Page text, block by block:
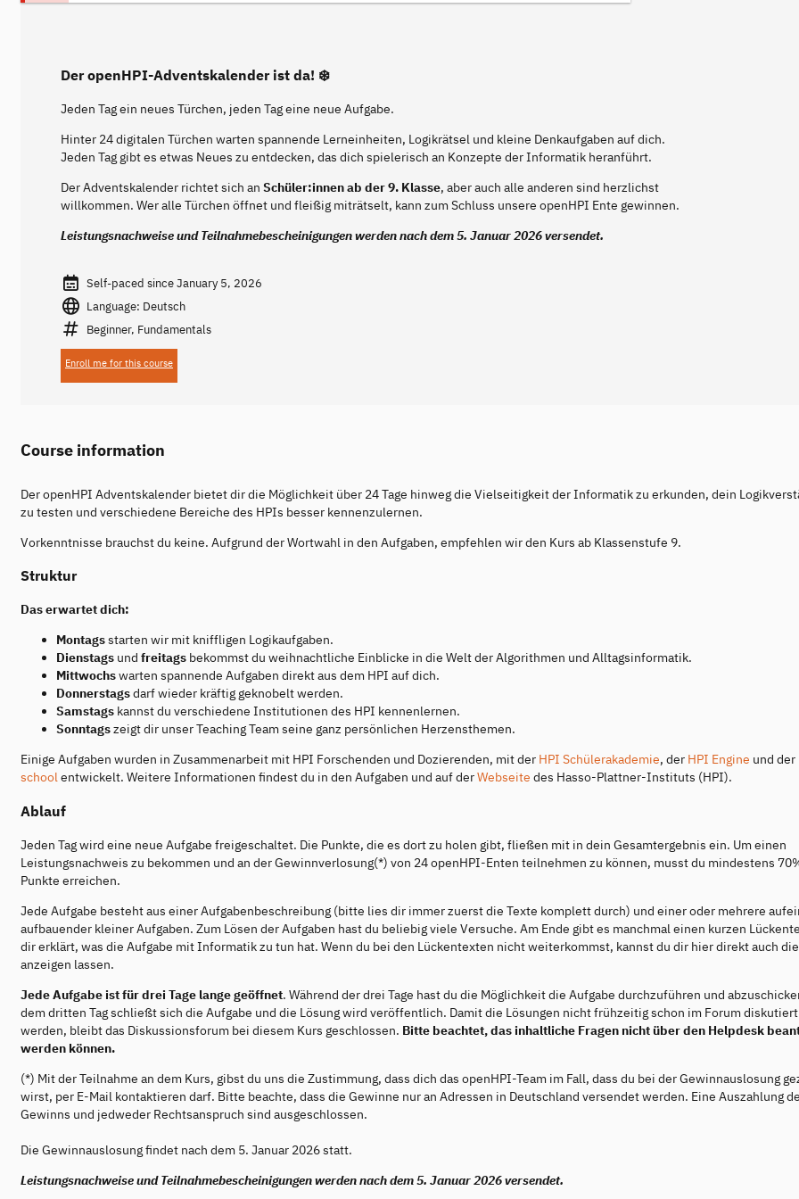
Der openHPI-Adventskalender ist da! ❄️
Jeden Tag ein neues Türchen, jeden Tag eine neue Aufgabe.
Hinter 24 digitalen Türchen warten spannende Lerneinheiten, Logikrätsel und kleine Denkaufgaben auf dich.
Jeden Tag gibt es etwas Neues zu entdecken, das dich spielerisch an Konzepte der Informatik heranführt.
Der Adventskalender richtet sich an Schüler:innen ab der 9. Klasse, aber auch alle anderen sind herzlichst
willkommen. Wer alle Türchen öffnet und fleißig miträtselt, kann zum Schluss unsere openHPI Ente gewinnen.
Leistungsnachweise und Teilnahmebescheinigungen werden nach dem 5. Januar 2026 versendet.
Self-paced since January 5, 2026
Language: Deutsch
Beginner, Fundamentals
Enroll me for this course
Course information
Der openHPI Adventskalender bietet dir die Möglichkeit über 24 Tage hinweg die Vielseitigkeit der Informatik zu erkunden, dein
zu testen und verschiedene Bereiche des HPIs besser kennenzulernen.
Vorkenntnisse brauchst du keine. Aufgrund der Wortwahl in den Aufgaben, empfehlen wir den Kurs ab Klassenstufe 9.
Struktur
Das erwartet dich:
Montagsstarten wir mit kniffligen Logikaufgaben.
Dienstags und freitags bekommst du weihnachtliche Einblicke in die Welt der Algorithmen und Alltagsinformatik.
Mittwochswarten spannende Aufgaben direkt aus dem HPI auf dich.
Donnerstagsdarf wieder kräftig geknobelt werden.
Samstags kannst du verschiedene Institutionen des HPI kennenlernen.
Sonntagszeigt dir unser Teaching Team seine ganz persönlichen Herzensthemen.
Einige Aufgaben wurden in Zusammenarbeit mit HPI Forschenden und Dozierenden, mit der HPI Schülerakademie, der HPI Engine und der
schoolentwickelt. Weitere Informationen findest du in den Aufgaben und auf derWebseite des Hasso-Plattner-Instituts (HPI).
Ablauf
Jeden Tag wird eine neue Aufgabe freigeschaltet. Die Punkte, die es dort zu holen gibt, fließen mit in dein Gesamtergebnis ein. Um einen
Leistungsnachweis zu bekommen und an der Gewinnverlosung(*) von 24 openHPI-Enten teilnehmen zu können, musst du mindestens
Punkte erreichen.
Jede Aufgabe besteht aus einer Aufgabenbeschreibung (bitte lies dir immer zuerst die Texte komplett durch) und einer oder mehrere
aufbauender kleiner Aufgaben. Zum Lösen der Aufgaben hast du beliebig viele Versuche. Am Ende gibt es manchmal einen kurzen
dir erklärt, was die Aufgabe mit Informatik zu tun hat. Wenn du bei den Lückentexten nicht weiterkommst, kannst du dir hier direkt auch
anzeigen lassen.
Jede Aufgabe ist für drei Tage lange geöffnet. Während der drei Tage hast du die Möglichkeit die Aufgabe durchzuführen und
dem dritten Tag schließt sich die Aufgabe und die Lösung wird veröffentlich. Damit die Lösungen nicht frühzeitig schon im Forum diskutiert
werden, bleibt das Diskussionsforum bei diesem Kurs geschlossen. Bitte beachtet, das inhaltliche Fragen nicht über den Helpdesk
werden können.
(*) Mit der Teilnahme an dem Kurs, gibst du uns die Zustimmung, dass dich das openHPI-Team im Fall, dass du bei der Gewinnauslosung
wirst, per E-Mail kontaktieren darf. Bitte beachte, dass die Gewinne nur an Adressen in Deutschland versendet werden. Eine Auszahlung
Gewinns und jedweder Rechtsanspruch sind ausgeschlossen.
Die Gewinnauslosung findet nach dem 5. Januar 2026 statt.
Leistungsnachweise und Teilnahmebescheinigungen werden nach dem 5. Januar 2026 versendet.